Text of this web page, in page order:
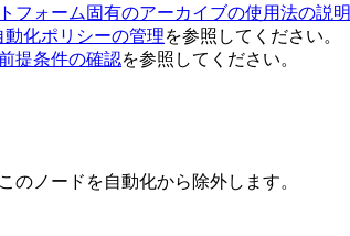
フォーム固有のアーカイブの使用法の説明
動化ポリシーの管理を参照してください。
提条件の確認を参照してください。
ノードを自動化から除外します。